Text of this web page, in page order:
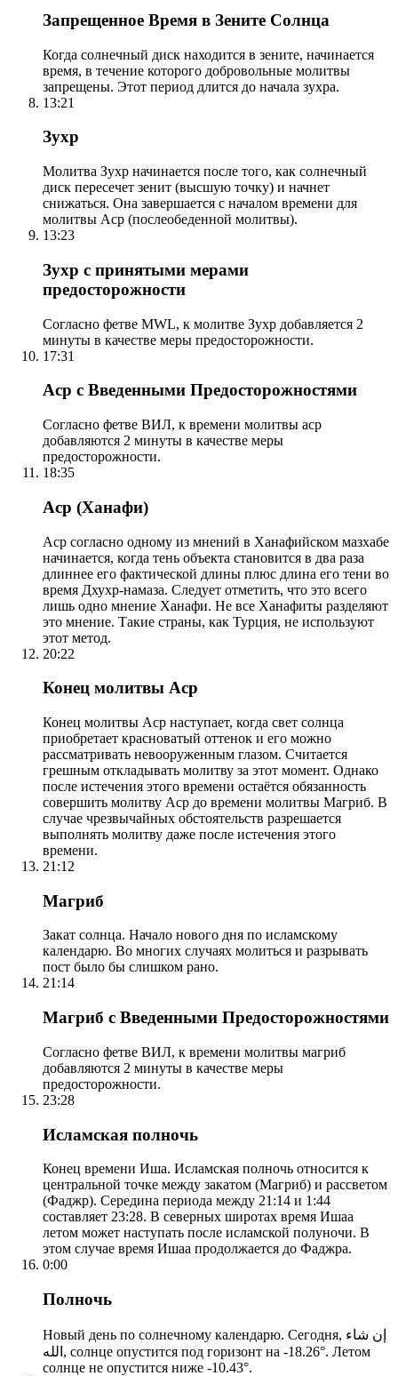
Запрещенное Время в Зените Солнца
Когда солнечный диск находится в зените, начинается
время, в течение которого добровольные молитвы
запрещены. Этот период длится до начала зухра.
13:21
Зухр
Молитва Зухр начинается после того, как солнечный
диск пересечет зенит (высшую точку) и начнет
снижаться. Она завершается с началом времени для
молитвы Аср (послеобеденной молитвы).
13:23
Зухр с принятыми мерами
предосторожности
Согласно фетве MWL, к молитве Зухр добавляется 2
минуты в качестве меры предосторожности.
17:31
Аср с Введенными Предосторожностями
Согласно фетве ВИЛ, к времени молитвы аср
добавляются 2 минуты в качестве меры
предосторожности.
18:35
Аср (Ханафи)
Аср согласно одному из мнений в Ханафийском мазхабе
начинается, когда тень объекта становится в два раза
длиннее его фактической длины плюс длина его тени во
время Дхухр-намаза. Следует отметить, что это всего
лишь одно мнение Ханафи. Не все Ханафиты разделяют
это мнение. Такие страны, как Турция, не используют
этот метод.
20:22
Конец молитвы Аср
Конец молитвы Аср наступает, когда свет солнца
приобретает красноватый оттенок и его можно
рассматривать невооруженным глазом. Считается
грешным откладывать молитву за этот момент. Однако
после истечения этого времени остаётся обязанность
совершить молитву Аср до времени молитвы Магриб. В
случае чрезвычайных обстоятельств разрешается
выполнять молитву даже после истечения этого
времени.
21:12
Магриб
Закат солнца. Начало нового дня по исламскому
календарю. Во многих случаях молиться и разрывать
пост было бы слишком рано.
21:14
Магриб с Введенными Предосторожностями
Согласно фетве ВИЛ, к времени молитвы магриб
добавляются 2 минуты в качестве меры
предосторожности.
23:28
Исламская полночь
Конец времени Иша. Исламская полночь относится к
центральной точке между закатом (Магриб) и рассветом
(Фаджр). Середина периода между 21:14 и 1:44
составляет 23:28. В северных широтах время Ишаа
летом может наступать после исламской полуночи. В
этом случае время Ишаа продолжается до Фаджра.
0:00
Полночь
Новый день по солнечному календарю. Сегодня, إن شاء
الله, солнце опустится под горизонт на -18.26°. Летом
солнце не опустится ниже -10.43°.